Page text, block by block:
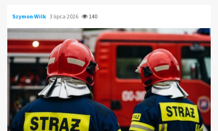
Szymon Wilk 3 lipca 2026 140